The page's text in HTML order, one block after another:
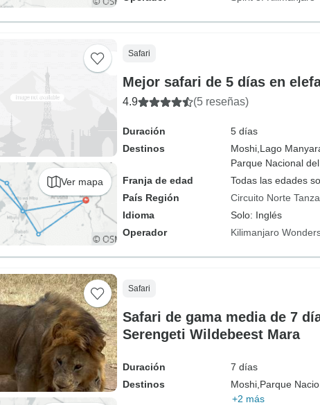
Ver mapa
Safari
Mejor safari de 5 días en
4.9 (5 reseñas)
Duración
5 días
Destinos
Moshi, Lago
Parque Nacional
Franja de edad
Todas las edades
País Región
Circuito Norte
Idioma
Solo: Inglés
Operador
Kilimanjaro
Safari
Safari de gama media de 7
Serengeti Wildebeest Mara
Duración
7 días
Destinos
Moshi, Parque
+2 más